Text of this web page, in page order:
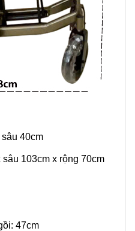
40cm
103cm x rộng 70cm
47cm